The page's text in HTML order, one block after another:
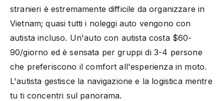
stranieri è estremamente difficile da organizzare in
Vietnam; quasi tutti i noleggi auto vengono con
autista incluso. Un'auto con autista costa $60-
90/giorno ed è sensata per gruppi di 3-4 persone
che preferiscono il comfort all'esperienza in moto.
L'autista gestisce la navigazione e la logistica mentre
tu ti concentri sul panorama.